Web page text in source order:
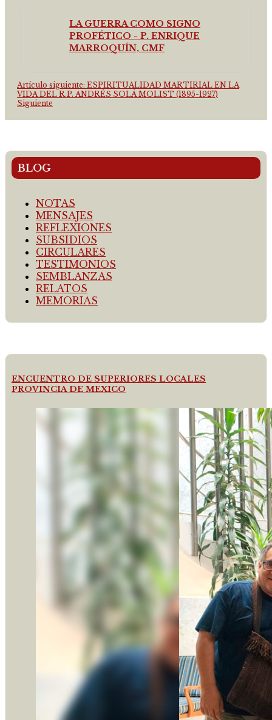
LA GUERRA COMO SIGNO
PROFÉTICO - P. ENRIQUE
MARROQUÍN, CMF
Artículo siguiente: ESPIRITUALIDAD MARTIRIAL EN LA
VIDA DEL R.P. ANDRÉS SOLÁ MOLIST (1895-1927)
Siguiente
BLOG
NOTAS
MENSAJES
REFLEXIONES
SUBSIDIOS
CIRCULARES
TESTIMONIOS
SEMBLANZAS
RELATOS
MEMORIAS
ENCUENTRO DE SUPERIORES LOCALES
PROVINCIA DE MEXICO